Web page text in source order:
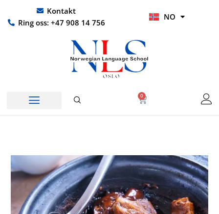
rett
Kontakt
Ring oss: +47 908 14 756
NO
HI
0
Handlekurv